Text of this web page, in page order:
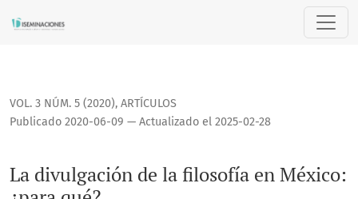
La divulgación de la filosofía en México: ¿para qué?
VOL. 3 NÚM. 5 (2020), ARTÍCULOS
La divulgación de la filosofía en México:
Publicado 2020-06-09 — Actualizado el 2025-02-28